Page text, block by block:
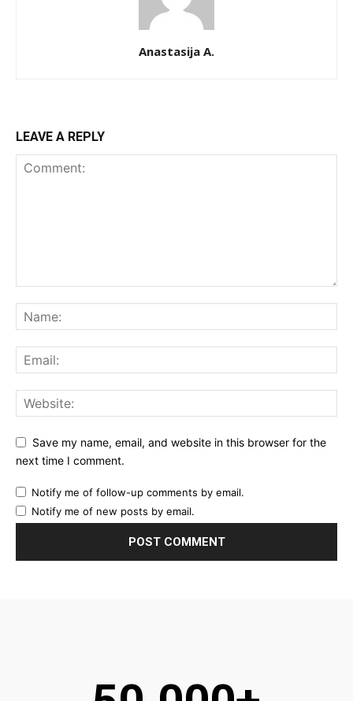
Anastasija A.
LEAVE A REPLY
Save my name, email, and website in this browser for the
next time I comment.
Notify me of follow-up comments by email.
Notify me of new posts by email.